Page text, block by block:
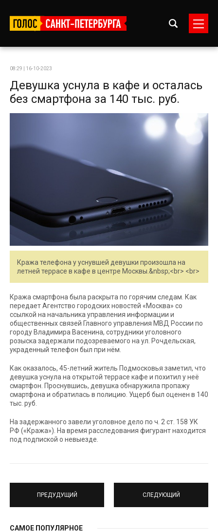
08:29 | 16-10-2023
Девушка уснула в кафе и осталась
без смартфона за 140 тыс. руб.
Кража телефона у уснувшей девушки произошла на
летней террасе в кафе в центре Москвы.&nbsp;<br> <br>
Кража смартфона была раскрыта по горячим следам. Как
передает Агентство городских новостей «Москва» со
ссылкой на начальника управления информации и
общественных связей Главного управления МВД России по
городу Владимира Васенина, сотрудники уголовного
розыска задержали подозреваемого на ул. Рочдельская,
украденный телефон был при нём.
Как оказалось, 45-летний житель Подмосковья заметил, что
девушка уснула на открытой террасе кафе и похитил у неё
смартфон. Проснувшись, девушка обнаружила пропажу
смартфона и обратилась в полицию. Ущерб был оценен в 140
тыс. руб.
На задержанного завели уголовное дело по ч. 2 ст. 158 УК
РФ («Кража»). На время расследования фигурант находится
под подпиской о невыезде.
ПРЕДУДУЩИЙ СЛЕДУЮЩИЙ
САМОЕ ПОПУЛЯРНОЕ